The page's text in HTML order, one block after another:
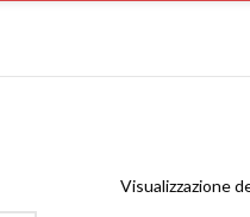
Visualizzazione